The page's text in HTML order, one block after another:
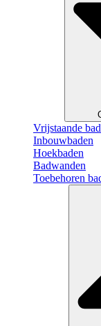
Vrijstaande
Inbouwbaden
Hoekbaden
Badwanden
Toebehoren